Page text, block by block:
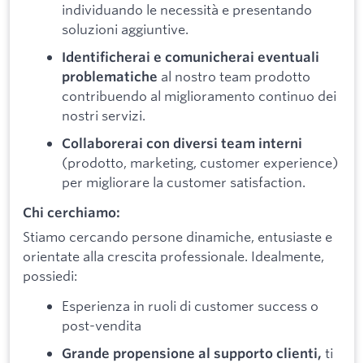
individuando le necessità e presentando
soluzioni aggiuntive.
Identificherai e comunicherai eventuali
problematiche al nostro team prodotto
contribuendo al miglioramento continuo dei
nostri servizi.
Collaborerai con diversi team interni
(prodotto, marketing, customer experience)
per migliorare la customer satisfaction.
Chi cerchiamo:
Stiamo cercando persone dinamiche, entusiaste e
orientate alla crescita professionale. Idealmente,
possiedi:
Esperienza in ruoli di customer success o
post-vendita
Grande propensione al supporto clienti, ti